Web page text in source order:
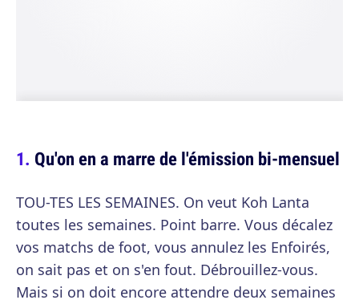
Qu'on en a marre de l'émission bi-mensuel
TOU-TES LES SEMAINES. On veut Koh Lanta
toutes les semaines. Point barre. Vous décalez
vos matchs de foot, vous annulez les Enfoirés,
on sait pas et on s'en fout. Débrouillez-vous.
Mais si on doit encore attendre deux semaines